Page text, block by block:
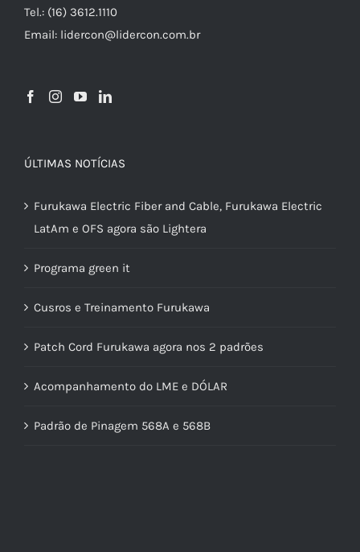
Tel.: (16) 3612.1110
Email: lidercon@lidercon.com.br
ÚLTIMAS NOTÍCIAS
Furukawa Electric Fiber and Cable, Furukawa Electric
LatAm e OFS agora são Lightera
Programa green it
Cusros e Treinamento Furukawa
Patch Cord Furukawa agora nos 2 padrões
Acompanhamento do LME e DÓLAR
Padrão de Pinagem 568A e 568B